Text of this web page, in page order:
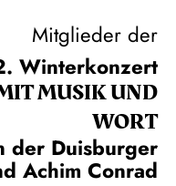
Mitglieder der
Winterkonzert
MUSIK UND
WORT
der Duisburger
Achim Conrad